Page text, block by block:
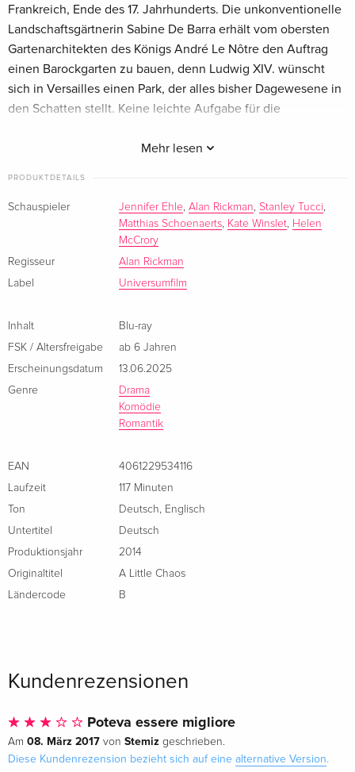
Standard Edition
Englisch · US Version
Standard Edition
Französisch
CHF 23.50
Mehr lesen
Frankreich, Ende des 17. Jahrhunderts. Die unkonventionelle
Landschaftsgärtnerin Sabine De Barra erhält vom obersten
Gartenarchitekten des Königs André Le Nôtre den Auftrag
einen Barockgarten zu bauen, denn Ludwig XIV. wünscht
sich in Versailles einen Park, der alles bisher Dagewesene in
den Schatten stellt. Keine leichte Aufgabe für die
männliche Kollegen und subtile Hofintrigen zu kämpfen hat,
selbst ist sich ihrer Gefühle nicht sicher. Während Andrés
eifersüchtige Ehefrau einen hinterhältigen Sabotageakt
plant, drängt der ungeduldige König auf baldige
Fertigstellung seines Gartens.
PRODUKTDETAILS
Schauspieler Jennifer Ehle, Alan Rickman, Stanley Tucci,
Matthias Schoenaerts, Kate Winslet, Helen
McCrory
Regisseur
Alan Rickman
Label
Universumfilm
Inhalt
Blu-ray
FSK / Altersfreigabe
ab 6 Jahren
Erscheinungsdatum
13.06.2025
Genre
Drama
Komödie
Romantik
EAN
4061229534116
Laufzeit
117 Minuten
Ton
Deutsch, Englisch
Untertitel
Deutsch
Produktionsjahr
2014
Originaltitel
A Little Chaos
Ländercode
B
Kundenrezensionen
Poteva essere migliore
Am 08. März 2017 von Stemiz geschrieben.
Diese Kundenrezension bezieht sich auf eine alternative Version.